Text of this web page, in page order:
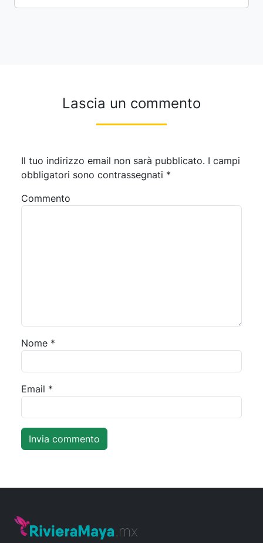
Lascia un commento
Il tuo indirizzo email non sarà pubblicato. I campi
obbligatori sono contrassegnati *
Commento
Nome *
Email *